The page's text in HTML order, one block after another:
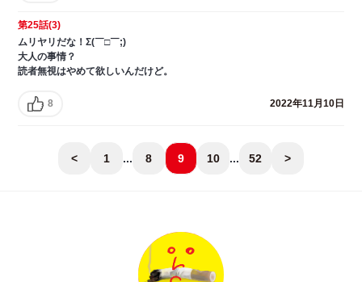
第25話(3)
ムリヤリだな！Σ(￣□￣;)
大人の事情？
読者無視はやめて欲しいんだけど。
8 2022年11月10日
< 1 ... 8 9 10 ... 52 >